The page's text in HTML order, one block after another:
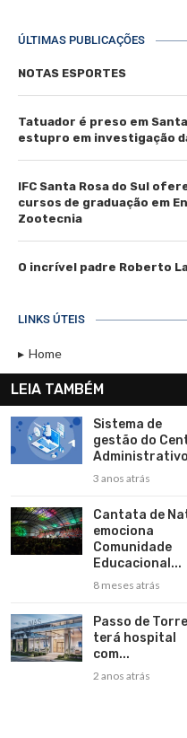
ÚLTIMAS PUBLICAÇÕES
NOTAS ESPORTES
Tatuador é preso em
estupro em investigação
IFC Santa Rosa do Sul
cursos de graduação em
Zootecnia
O incrível padre Roberto
LINKS ÚTEIS
Home
Assinar
Contato
Política de Privacidade
Rádio Maristela - Ao Vivo
ASSINE
Copyright 2026 – Todos os Direitos
Agência de Marketing
Home Contato
LEIA TAMBÉM
Sistema de
gestão do
3 anos atrás
Cantata de
emociona
Comunidade
Educacional...
8 meses atrás
Passo de
terá hospital
com...
2 anos atrás